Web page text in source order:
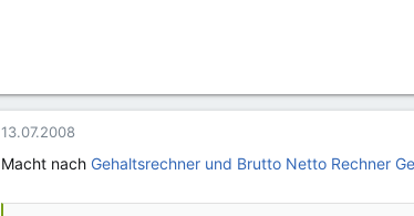
13.07.2008
Macht nach Gehaltsrechner und Brutto Netto Rechner